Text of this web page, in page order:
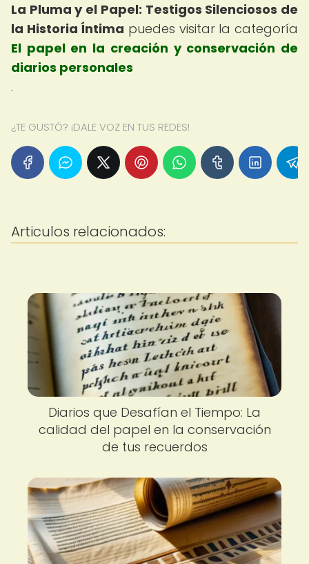
La Pluma y el Papel: Testigos Silenciosos de
la Historia Íntima puedes visitar la categoría
El papel en la creación y conservación de
diarios personales
.
¿TE GUSTÓ? ¡DALE VOZ EN TUS REDES!
Articulos relacionados:
Diarios que Desafían el Tiempo: La
calidad del papel en la conservación
de tus recuerdos